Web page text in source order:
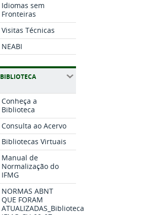
Idiomas sem
Fronteiras
Visitas Técnicas
NEABI
BIBLIOTECA
Conheça a
Biblioteca
Consulta ao Acervo
Bibliotecas Virtuais
Manual de
Normalização do
IFMG
NORMAS ABNT
QUE FORAM
ATUALIZADAS_Biblioteca